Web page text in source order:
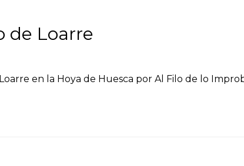
de Loarre
en la Hoya de Huesca por Al Filo de lo